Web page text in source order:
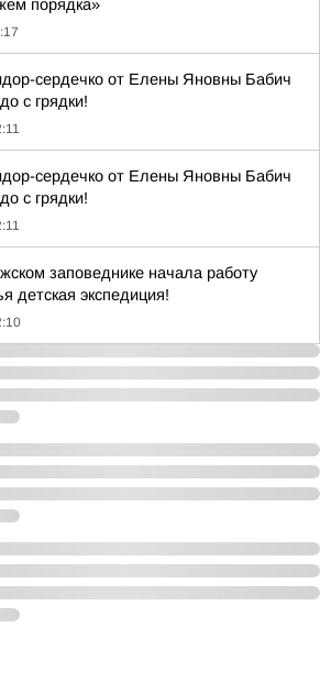
порядка»
сердечко от Елены Яновны Бабич
с грядки!
сердечко от Елены Яновны Бабич
с грядки!
заповеднике начала работу
детская экспедиция!